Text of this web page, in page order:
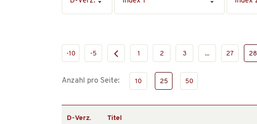
-10 -5 1 2 3 ... 27 28
Anzahl pro Seite: 10 25 50
D-Verz. Titel